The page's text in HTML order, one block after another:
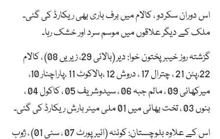
اس دوران سکردو ، کالام میں برف باری بھی ریکارڈ کی گئی۔
ملک کے دیگر علاقوں میں موسم سرد اور خشک رہا۔
گزشتہ روز خیبر پختون خوا: دیر (بالائی 29، زیریں 08) ، کالام
22،پٹن 21 ، چترال 17 ، دروش 12 ،بالاکوٹ 11 ،پاراچنار 10،
میرکھانی 09 ، مالم جبہ 06 ، سیدوشریف 05 ، کاکول 04 ،
بنوں 03 ، تخت بھائی میں 01 ملی میٹر بارش ریکارڈ کی گئی۔
اس کے علاوہ بلوچستان: کوئٹہ (ائیر پورٹ 07 ، سٹی 01) ، ژوب